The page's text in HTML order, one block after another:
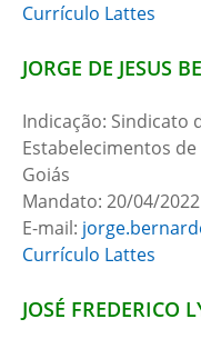
Currículo Lattes
JORGE DE JESUS
Indicação: Sindicato
Estabelecimentos
Goiás
Mandato: 20/04/
E-mail:
Currículo Lattes
JOSÉ FREDERICO